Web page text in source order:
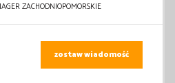
ZACHODNIOPOMORSKIE
zostaw wiadomość